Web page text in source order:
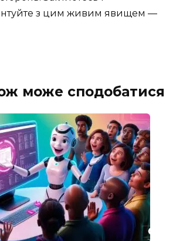
з цим живим явищем —
може сподобатися